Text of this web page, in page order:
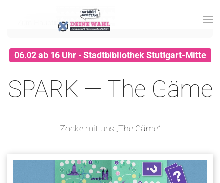
Zum Hauptinhalt springen
06.02 ab 16 Uhr - Stadtbibliothek Stuttgart-Mitte
SPARK — The Gäme
Zocke mit uns „The Gäme“